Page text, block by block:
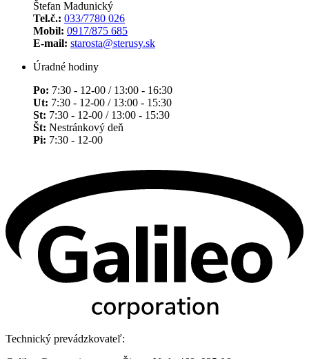
Štefan Madunický
Tel.č.: 033/7780 026
Mobil: 0917/875 685
E-mail: starosta@sterusy.sk
Úradné hodiny
Po: 7:30 - 12-00 / 13:00 - 16:30
Ut: 7:30 - 12-00 / 13:00 - 15:30
St: 7:30 - 12-00 / 13:00 - 15:30
Št: Nestránkový deň
Pi: 7:30 - 12-00
Technický prevádzkovateľ: